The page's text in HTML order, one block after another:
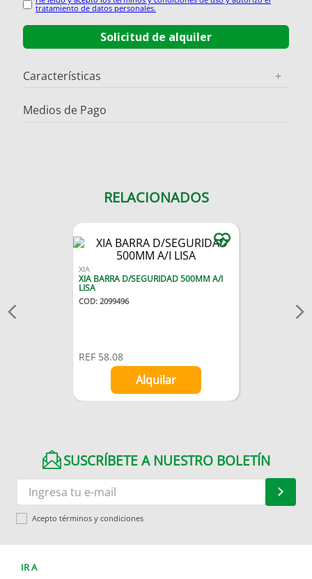
tratamiento de datos personales.
Solicitud de alquiler
Características +
Medios de Pago
RELACIONADOS
XIA
XIA BARRA D/SEGURIDAD 500MM A/I
LISA
COD: 2099496
REF 58.08
Alquilar
SUSCRÍBETE A NUESTRO BOLETÍN
Acepto términos y condiciones
IR A